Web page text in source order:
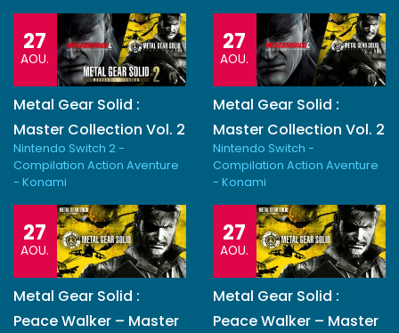
27
AOU.
Metal Gear Solid :
Master Collection Vol. 2
Nintendo Switch 2 -
Compilation Action Aventure
- Konami
27
AOU.
Metal Gear Solid :
Master Collection Vol. 2
Nintendo Switch -
Compilation Action Aventure
- Konami
27
AOU.
Metal Gear Solid :
Peace Walker – Master
27
AOU.
Metal Gear Solid :
Peace Walker – Master